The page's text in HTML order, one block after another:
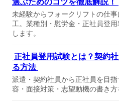
未経験からフォークリフトの仕
工。業種別・慰労金・正社員登
します。
正社員登用試験とは？契約
る方法
派遣・契約社員から正社員を目
容・面接対策・志望動機の書き方